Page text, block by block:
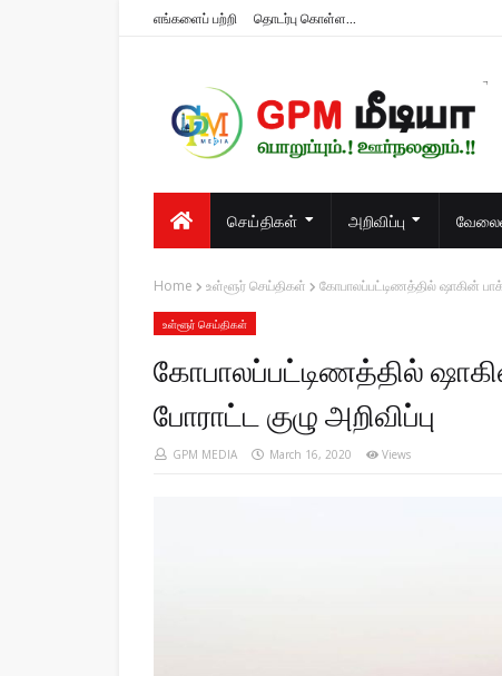
எங்களைப் பற்றி தொடர்பு கொள்ள...
செய்திகள்
அறிவிப்பு
Home உள்ளூர் செய்திகள் கோபாலப்பட்டிணத்தில் ஷாகின்
உள்ளூர் செய்திகள்
கோபாலப்பட்டிணத்தில்
போராட்ட குழு அறிவிப்பு
GPM MEDIA March 16, 2020 Views